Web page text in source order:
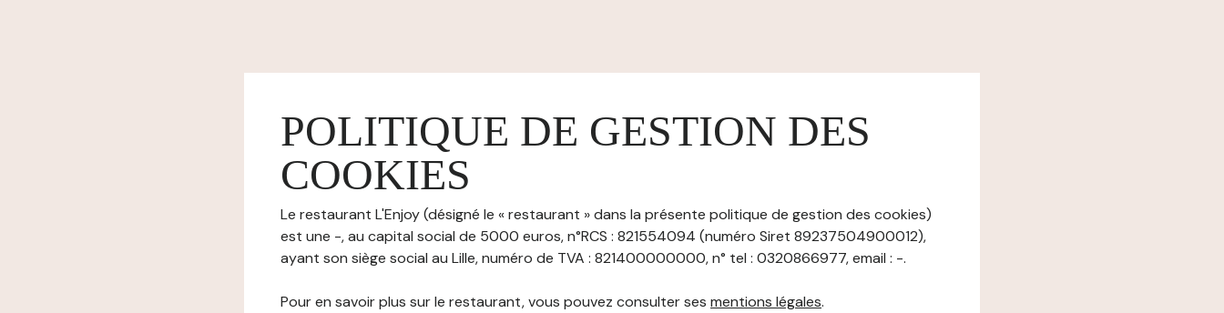
POLITIQUE DE GESTION DES
COOKIES
Le restaurant L'Enjoy (désigné le « restaurant » dans la présente politique de gestion des cookies)
est une -, au capital social de 5000 euros, n°RCS : 821554094 (numéro Siret 89237504900012),
ayant son siège social au Lille, numéro de TVA : 821400000000, n° tel : 0320866977, email : -.
Pour en savoir plus sur le restaurant, vous pouvez consulter ses mentions légales.